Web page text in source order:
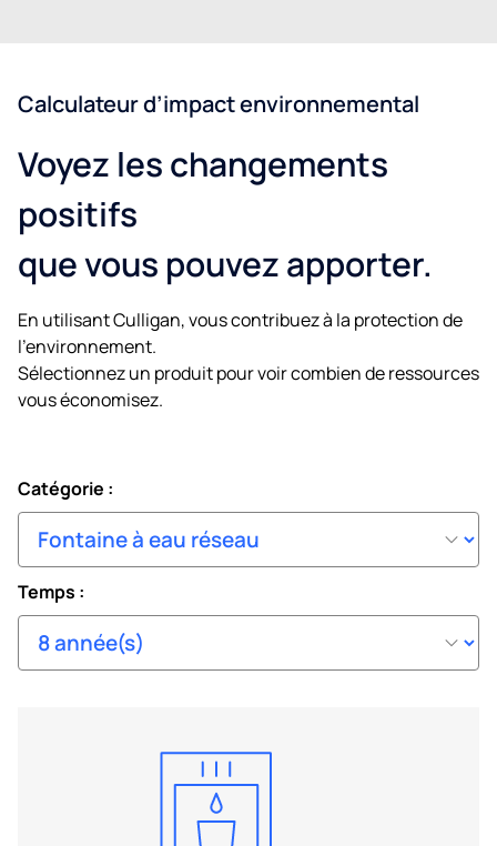
Calculateur d’impact environnemental
Voyez les changements
positifs
que vous pouvez apporter.
En utilisant Culligan, vous contribuez à la protection de
l’environnement.
Sélectionnez un produit pour voir combien de ressources
vous économisez.
Catégorie :
Temps :